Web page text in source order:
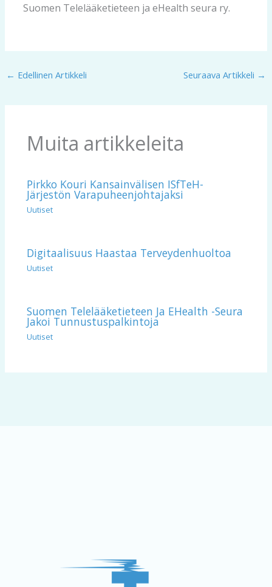
Suomen Telelääketieteen ja eHealth seura ry.
← Edellinen Artikkeli Seuraava Artikkeli →
Muita artikkeleita
Pirkko Kouri Kansainvälisen ISfTeH-
Järjestön Varapuheenjohtajaksi
Uutiset
Digitaalisuus Haastaa Terveydenhuoltoa
Uutiset
Suomen Telelääketieteen Ja EHealth -seura
Jakoi Tunnustuspalkintoja
Uutiset